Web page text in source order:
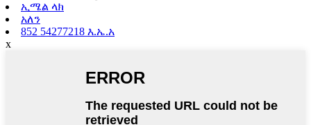
ኢሜል ላክ
አለን
852 54277218 እ.ኤ.አ
x